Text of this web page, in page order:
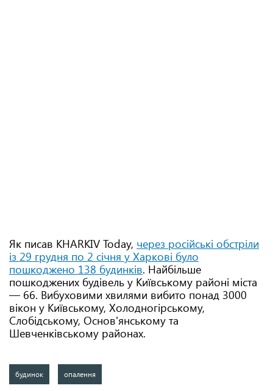
Як писав KHARKIV Today, через російські обстріли
із 29 грудня по 2 січня у Харкові було
пошкоджено 138 будинків. Найбільше
пошкоджених будівель у Київському районі міста
— 66. Вибуховими хвилями вибито понад 3000
вікон у Київському, Холодногірському,
Слобідському, Основ'янському та
Шевченківському районах.
будинок опалення